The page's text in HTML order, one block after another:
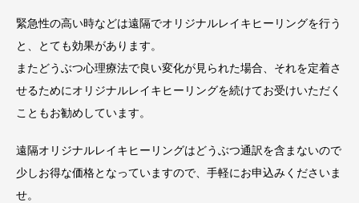
緊急性の高い時などは遠隔でオリジナルレイキヒーリングを行う
と、とても効果があります。
またどうぶつ心理療法で良い変化が見られた場合、それを定着さ
せるためにオリジナルレイキヒーリングを続けてお受けいただく
こともお勧めしています。
遠隔オリジナルレイキヒーリングはどうぶつ通訳を含まないので
少しお得な価格となっていますので、手軽にお申込みくださいま
せ。